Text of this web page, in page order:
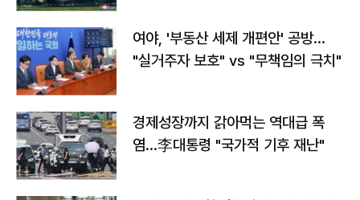
여야, '부동산 세제 개편안' 공방…
"실거주자 보호" vs "무책임의 극치"
경제성장까지 갉아먹는 역대급 폭
염…李대통령 "국가적 기후 재난"